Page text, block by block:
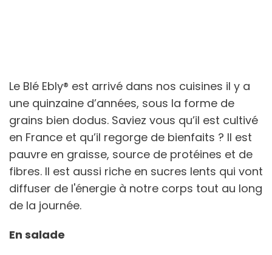
Le Blé Ebly® est arrivé dans nos cuisines il y a
une quinzaine d’années, sous la forme de
grains bien dodus. Saviez vous qu’il est cultivé
en France et qu’il regorge de bienfaits ? Il est
pauvre en graisse, source de protéines et de
fibres. Il est aussi riche en sucres lents qui vont
diffuser de l'énergie à notre corps tout au long
de la journée.
En salade